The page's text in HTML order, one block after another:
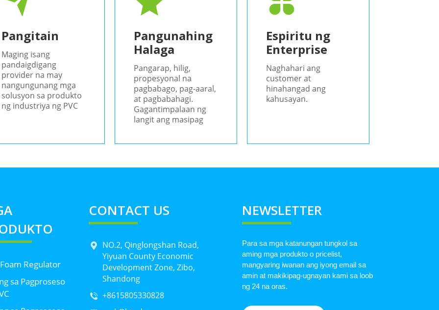
Pangitain
Maging isang
pandaigdigang
provider na may
nangungunang mga
solusyon sa produkto
ng industriya ng PVC
Pangunahing
Halaga
Pangarap, hilig,
propesyonal na
pagbabago, pag-aaral,
at pagbabahagi.
Gagantimpalaan ng
langit ang masipag
Espiritu ng
Enterprise
Naghahari ang
customer at
hinahangad ang
kahusayan.
Foam Regulator
sa Pagproseso
CONTACT US
NO.2, Qinglongshan Road,
Yiyuan County Economic
Development Zone, Zibo,
Shandong
+8615805330828
NEWSLETTER
Para sa mga katanungan tungkol sa
aming mga produkto o pricelist,
mangyaring iwanan ang iyong email sa
amin at makikipag-ugnayan kami sa loob
ng 24 na oras.